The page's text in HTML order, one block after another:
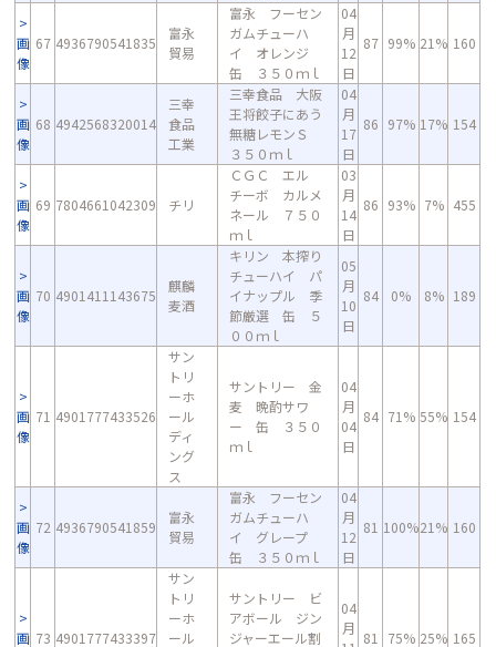
画
像
67 4936790541835
富永
貿易
富永 フーセン
ガムチューハ
イ オレンジ
缶 ３５０ｍｌ
04
月
12
日
87 99% 21% 160
画
像
68 4942568320014
三幸
食品
工業
三幸食品 大阪
王将餃子にあう
無糖レモンＳ
３５０ｍｌ
04
月
17
日
86 97% 17% 154
画
像
69 7804661042309 チリ
ＣＧＣ エル
チーボ カルメ
ネール ７５０
ｍｌ
03
月
14
日
86 93% 7% 455
画
像
70 4901411143675
麒麟
麦酒
キリン 本搾り
チューハイ パ
イナップル 季
節厳選 缶 ５
００ｍｌ
05
月
10
日
84 0% 8% 189
画
像
71 4901777433526
サン
トリ
ーホ
ール
ディ
ング
ス
サントリー 金
麦 晩酌サワ
ー 缶 ３５０
ｍｌ
04
月
04
日
84 71% 55% 154
画
像
72 4936790541859
富永
貿易
富永 フーセン
ガムチューハ
イ グレープ
缶 ３５０ｍｌ
04
月
12
日
81 100%21% 160
画 73 4901777433397
サン
トリ
ーホ
ール
サントリー ビ
アボール ジン
ジャーエール割
04
月
81 75% 25% 165